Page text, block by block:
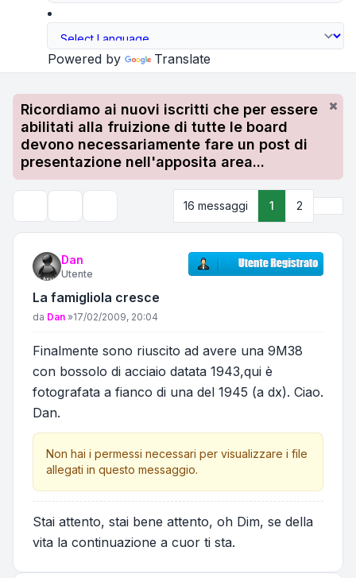
Powered by Translate
Ricordiamo ai nuovi iscritti che per essere
abilitati alla fruizione di tutte le board
devono necessariamente fare un post di
presentazione nell'apposita area...
16 messaggi 1 2
Dan
Utente
La famigliola cresce
Messaggio
da Dan »17/02/2009, 20:04
Finalmente sono riuscito ad avere una 9M38
con bossolo di acciaio datata 1943,qui è
fotografata a fianco di una del 1945 (a dx). Ciao.
Dan.
Non hai i permessi necessari per visualizzare i file
allegati in questo messaggio.
Stai attento, stai bene attento, oh Dim, se della
vita la continuazione a cuor ti sta.